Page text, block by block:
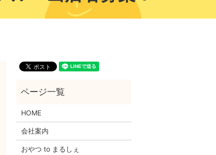
HOME
会社案内
おやつ to まるしぇ